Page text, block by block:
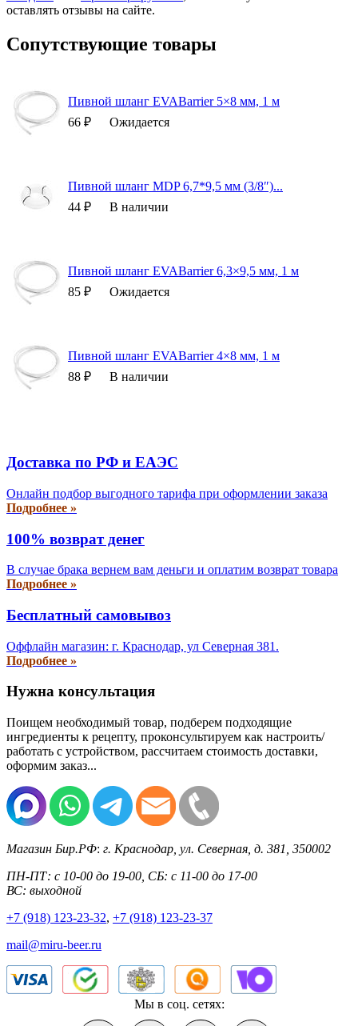
оставлять отзывы на сайте.
Сопутствующие товары
Пивной шланг EVABarrier 5×8 мм, 1 м
66 ₽
Ожидается
Пивной шланг MDP 6,7*9,5 мм (3/8″)...
44 ₽
В наличии
Пивной шланг EVABarrier 6,3×9,5 мм, 1 м
85 ₽
Ожидается
Пивной шланг EVABarrier 4×8 мм, 1 м
88 ₽
В наличии
Доставка по РФ и EAЭС
Онлайн подбор выгодного тарифа при оформлении заказа
Подробнее »
100% возврат денег
В случае брака вернем вам деньги и оплатим возврат товара
Подробнее »
Бесплатный самовывоз
Оффлайн магазин: г. Краснодар, ул Северная 381.
Подробнее »
Нужна консультация
Поищем необходимый товар, подберем подходящие
ингредиенты к рецепту, проконсультируем как настроить/
работать с устройством, рассчитаем стоимость доставки,
оформим заказ...
Магазин Бир.РФ: г. Краснодар ул. Северная, д. 381 350002
ПН-ПТ: с 10-00 до 19-00, СБ: с 11-00 до 17-00
ВС: выходной
+7 (918) 123-23-32, +7 (918) 123-23-37
mail@miru-beer.ru
Мы в соц. сетях: